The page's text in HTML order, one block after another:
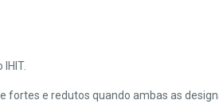
fortes e redutos quando ambas as